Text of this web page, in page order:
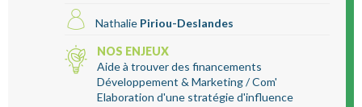
Nathalie Piriou-Deslandes
NOS ENJEUX
Aide à trouver des financements
Développement & Marketing / Com'
Elaboration d'une stratégie d'influence